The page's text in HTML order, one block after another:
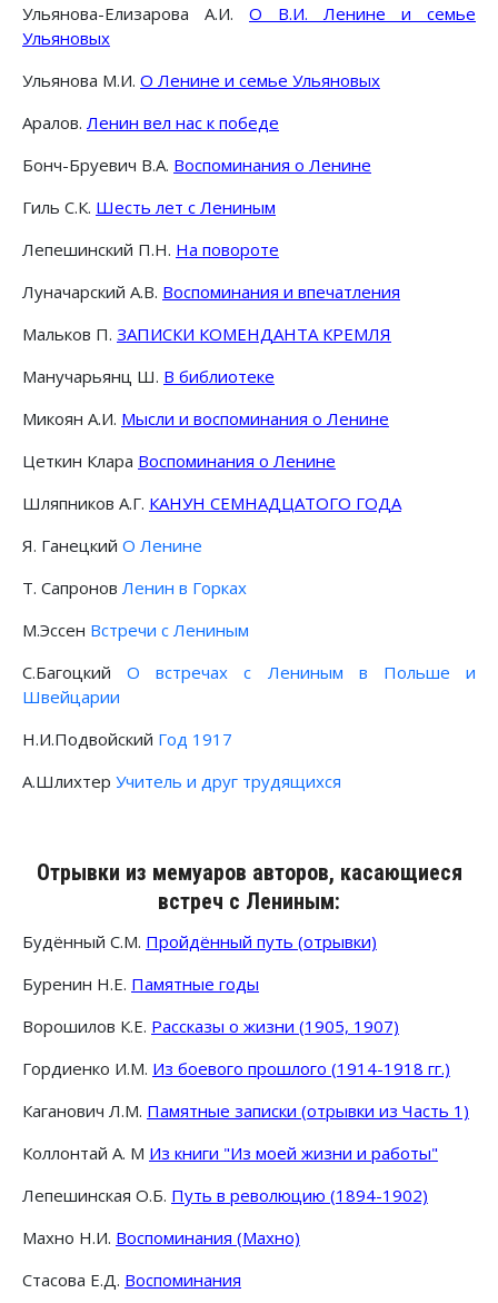
Ульянова-Елизарова А.И. О В.И. Ленине и семье
Ульяновых
Ульянова М.И. О Ленине и семье Ульяновых
Аралов. Ленин вел нас к победе
Бонч-Бруевич В.А. Воспоминания о Ленине
Гиль С.К. Шесть лет с Лениным
Лепешинский П.Н. На повороте
Луначарский А.В. Воспоминания и впечатления
Мальков П. ЗАПИСКИ КОМЕНДАНТА КРЕМЛЯ
Манучарьянц Ш. В библиотеке
Микоян А.И. Мысли и воспоминания о Ленине
Цеткин Клара Воспоминания о Ленине
Шляпников А.Г. КАНУН СЕМНАДЦАТОГО ГОДА
Я. Ганецкий О Ленине
Т. Сапронов Ленин в Горках
М.Эссен Встречи с Лениным
С.БагоцкийО встречах с Лениным в Польше и
Швейцарии
Н.И.Подвойский Год 1917
А.Шлихтер Учитель и друг трудящихся
Отрывки из мемуаров авторов, касающиеся
встреч с Лениным:
Будённый С.М. Пройдённый путь (отрывки)
Буренин Н.Е. Памятные годы
Ворошилов К.Е. Рассказы о жизни (1905, 1907)
Гордиенко И.М. Из боевого прошлого (1914-1918 гг.)
Каганович Л.М. Памятные записки (отрывки из Часть 1)
Коллонтай А. М Из книги "Из моей жизни и работы"
Лепешинская О.Б. Путь в революцию (1894-1902)
Махно Н.И. Воспоминания (Махно)
Стасова Е.Д. Воспоминания